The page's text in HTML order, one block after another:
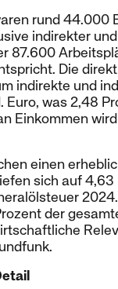
rund
indirekter
87.600
Die
indirekte und
was 2,48
Einkommen
einen
sich auf
der